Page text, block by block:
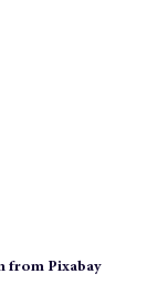
from Pixabay